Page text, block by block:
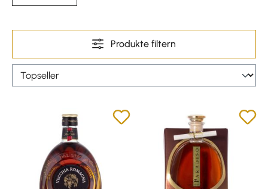
Produkte filtern